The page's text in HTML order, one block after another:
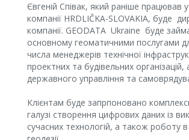
Євгеній Співак, який раніше працював
компанії HRDLIČKA-SLOVAKIA, буде
компанії. GEODATA Ukraine буде
основному геоматичними послугами
числа менеджерів технічної
проектних та будівельних
державного управління та
Клієнтам буде запрпоновано
галузі створення цифрових даних із
сучасних технологій, а також роботу в